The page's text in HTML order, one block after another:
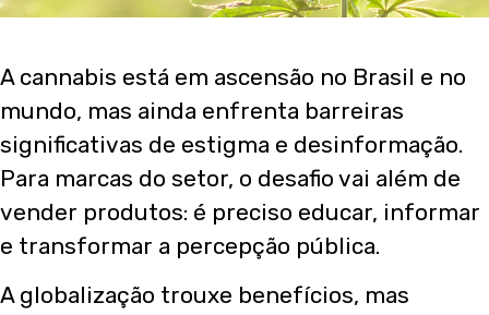
A cannabis está em ascensão no Brasil e no
mundo, mas ainda enfrenta barreiras
significativas de estigma e desinformação.
Para marcas do setor, o desafio vai além de
vender produtos: é preciso educar, informar
e transformar a percepção pública.
A globalização trouxe benefícios, mas